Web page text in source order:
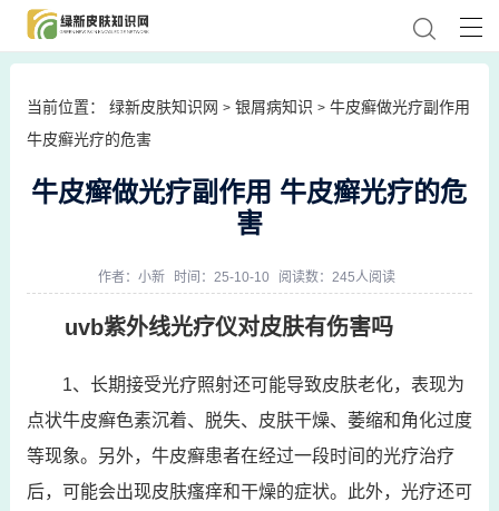
当前位置： 绿新皮肤知识网 > 银屑病知识 > 牛皮癣做光疗副作用
牛皮癣光疗的危害
牛皮癣做光疗副作用 牛皮癣光疗的危
害
作者： 小新 时间：25-10-10 阅读数：245人阅读
uvb紫外线光疗仪对皮肤有伤害吗
1、长期接受光疗照射还可能导致皮肤老化，表现为
点状牛皮癣色素沉着、脱失、皮肤干燥、萎缩和角化过度
等现象。另外，牛皮癣患者在经过一段时间的光疗治疗
后，可能会出现皮肤瘙痒和干燥的症状。此外，光疗还可